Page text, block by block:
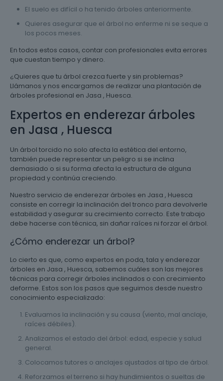
El suelo es difícil o ha tenido árboles anteriormente.
Quieres asegurar que el árbol no enferme ni se seque a
los pocos meses.
En todos estos casos, contar con profesionales evita errores
que cuestan tiempo y dinero.
¿Quieres que tu árbol crezca fuerte y sin problemas?
Llámanos y nos encargamos de realizar una plantación de
árboles profesional en Jasa , Huesca.
Expertos en enderezar árboles
en Jasa , Huesca
Un árbol torcido no solo afecta la estética del entorno,
también puede representar un peligro si se inclina
demasiado o si su forma afecta la estructura de alguna
propiedad y continúa creciendo.
Nuestro servicio de enderezar árboles en Jasa , Huesca
consiste en corregir la inclinación del tronco para devolverle
estabilidad y asegurar su crecimiento correcto. Este trabajo
debe hacerse con técnica, sin dañar raíces ni forzar el árbol.
¿Cómo enderezar un árbol?
Lo cierto es que, como expertos en poda, tala y enderezar
árboles en Jasa , Huesca, sabemos cuáles son las mejores
técnicas para corregir árboles inclinados o con crecimiento
deforme. Estos son los pasos que seguimos desde nuestro
conocimiento especializado:
Evaluamos la inclinación y su causa (viento, mal anclaje,
raíces débiles).
Analizamos el estado del árbol: edad, especie y salud
general.
Colocamos tutores o anclajes ajustados al tipo de árbol.
Reforzamos el terreno si hay hundimientos o sueltas de